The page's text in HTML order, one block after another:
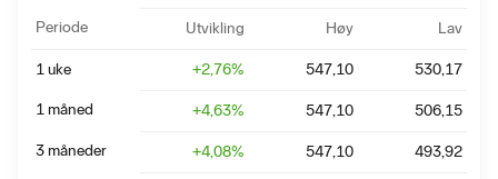
Periode Utvikling Høy Lav
1 uke +2,76% 547,10 530,17
1 måned +4,63% 547,10 506,15
3 måneder +4,08% 547,10 493,92